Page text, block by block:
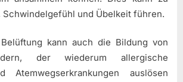
Schwindelgefühl und Übelkeit führen.
kann auch die Bildung von
der wiederum allergische
Atemwegserkrankungen auslösen